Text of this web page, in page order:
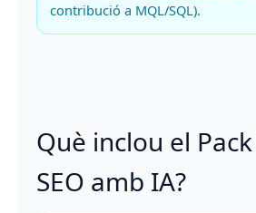
contribució a MQL/SQL).
Què inclou el
SEO amb IA?